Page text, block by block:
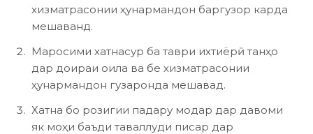
хизматрасонии ҳунармандон баргузор карда
мешаванд.
Маросими хатнасур ба таври ихтиёрӣ танҳо
дар доираи оила ва бе хизматрасонии
ҳунармандон гузаронда мешавад.
Хатна бо розигии падару модар дар давоми
як моҳи баъди таваллуди писар дар